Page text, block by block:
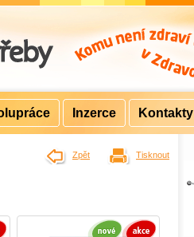
Tisknout
Zpět
Inzerce Kontakty